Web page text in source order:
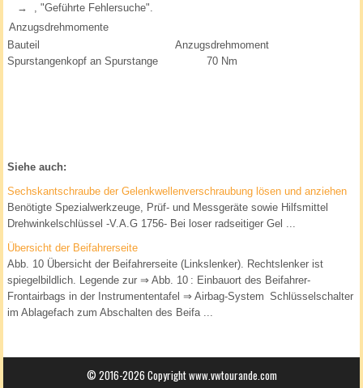
→ , "Geführte Fehlersuche".
Anzugsdrehmomente
Bauteil
Anzugsdrehmoment
Spurstangenkopf an Spurstange
70 Nm
Siehe auch:
Sechskantschraube der Gelenkwellenverschraubung lösen und anziehen
Benötigte Spezialwerkzeuge, Prüf- und Messgeräte sowie Hilfsmittel
Drehwinkelschlüssel -V.A.G 1756- Bei loser radseitiger Gel ...
Übersicht der Beifahrerseite
Abb. 10 Übersicht der Beifahrerseite (Linkslenker). Rechtslenker ist
spiegelbildlich. Legende zur ⇒ Abb. 10 : Einbauort des Beifahrer-
Frontairbags in der Instrumententafel ⇒ Airbag-System Schlüsselschalter
im Ablagefach zum Abschalten des Beifa ...
© 2016-2026 Copyright www.vwtourande.com